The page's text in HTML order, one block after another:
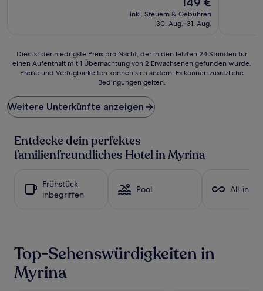
Preis
beträgt
inkl. Steuern & Gebühren
30. Aug.–31. Aug.
Dies
ist
Preis
pro
Nacht,
den
letzten
einen
gefunden
wurde.
Preise
Dies ist der niedrigste Preis pro Nacht, der in den letzten 24 Stunden für
einen Aufenthalt mit 1 Übernachtung von 2 Erwachsenen gefunden wurde.
Preise und Verfügbarkeiten können sich ändern. Es können zusätzliche
Bedingungen gelten.
Weitere Unterkünfte anzeigen
Entdecke dein perfektes
familienfreundliches Hotel in Myrina
Frühstück
inbegriffen
Pool All-
Top-Sehenswürdigkeiten in
Myrina